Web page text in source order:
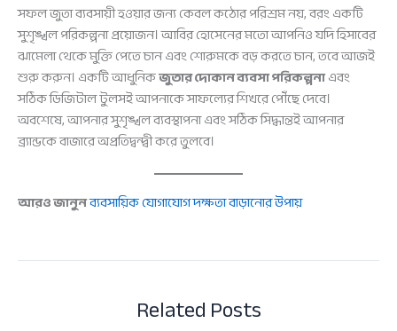
সফল জুতা ব্যবসায়ী হওয়ার জন্য কেবল কঠোর পরিশ্রম নয়, বরং একটি
সুশৃঙ্খল পরিকল্পনা প্রয়োজন। আবির হোসেনের মতো আপনিও যদি হিসাবের
ঝামেলা থেকে মুক্তি পেতে চান এবং শোরুমকে বড় করতে চান, তবে আজই
শুরু করুন। একটি আধুনিকজুতার দোকান ব্যবসা পরিকল্পনাএবং
সঠিক ডিজিটাল টুলসই আপনাকে সাফল্যের শিখরে পৌঁছে দেবে।
অবশেষে, আপনার সুশৃঙ্খল ব্যবস্থাপনা এবং সঠিক সিদ্ধান্তই আপনার
ব্র্যান্ডকে বাজারে অপ্রতিদ্বন্দ্বী করে তুলবে।
আরও জানুনব্যবসায়িক যোগাযোগ দক্ষতা বাড়ানোর উপায়
Related Posts